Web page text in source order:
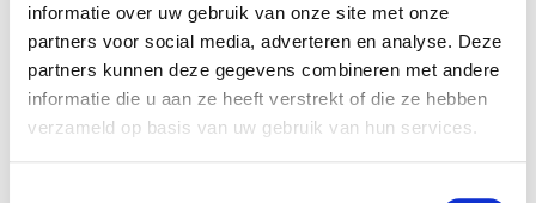
informatie over uw gebruik van onze site met onze
partners voor social media, adverteren en analyse. Deze
partners kunnen deze gegevens combineren met andere
informatie die u aan ze heeft verstrekt of die ze hebben
verzameld op basis van uw gebruik van hun services.
precisie weer in topstaat gebracht.
Circulaire Keuze:U kunt deze perfect onderhouden,
refurbishedex-leasefietsen bij ons leasen of kopen.